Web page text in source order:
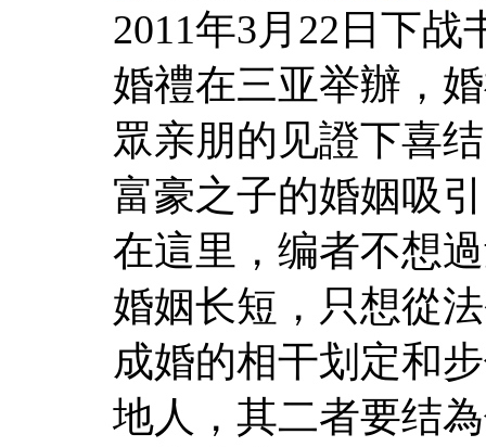
2011年3月22日下
婚禮在三亚举辦，
眾亲朋的见證下喜
富豪之子的婚姻吸
在這里，编者不想
婚姻长短，只想從
成婚的相干划定和
地人，其二者要结